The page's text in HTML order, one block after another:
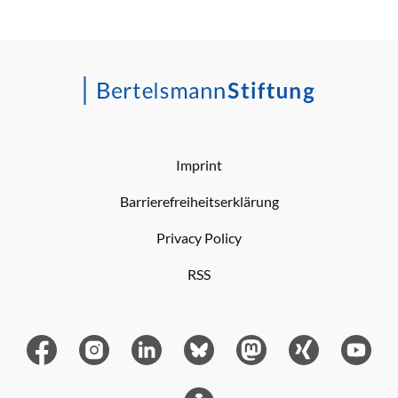
Imprint
Barrierefreiheitserklärung
Privacy Policy
RSS